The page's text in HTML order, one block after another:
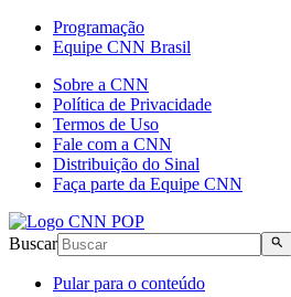
Programação
Equipe CNN Brasil
Sobre a CNN
Política de Privacidade
Termos de Uso
Fale com a CNN
Distribuição do Sinal
Faça parte da Equipe CNN
Buscar
Pular para o conteúdo